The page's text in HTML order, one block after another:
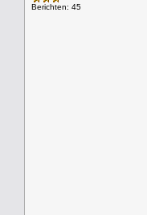
Berichten: 45